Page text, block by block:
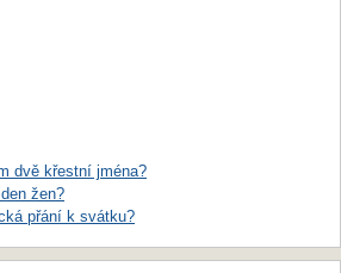
dvě křestní jména?
žen?
přání k svátku?